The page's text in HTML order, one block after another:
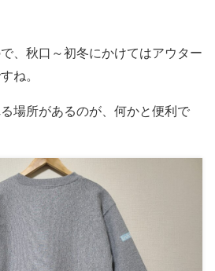
、秋口～初冬にかけてはアウター
ね。
場所があるのが、何かと便利で